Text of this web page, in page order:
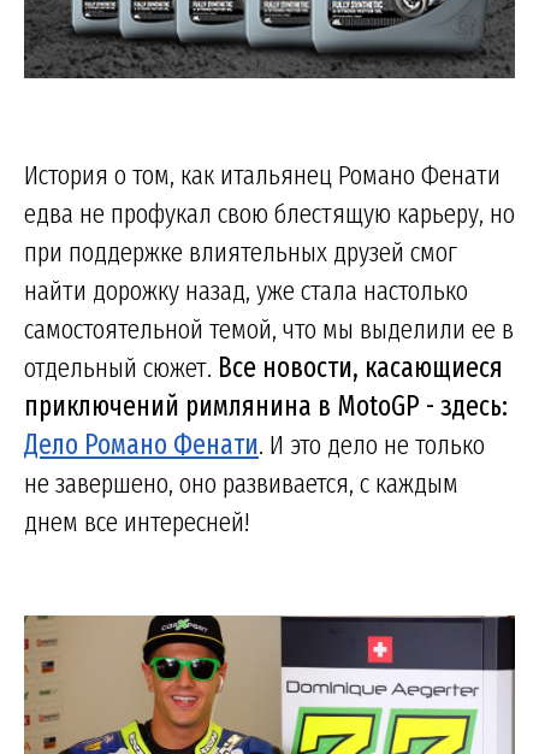
История о том, как итальянец Романо Фенати
едва не профукал свою блестящую карьеру, но
при поддержке влиятельных друзей смог
найти дорожку назад, уже стала настолько
самостоятельной темой, что мы выделили ее в
отдельный сюжет. Все новости, касающиеся
приключений римлянина в MotoGP - здесь:
Дело Романо Фенати. И это дело не только
не завершено, оно развивается, с каждым
днем все интересней!